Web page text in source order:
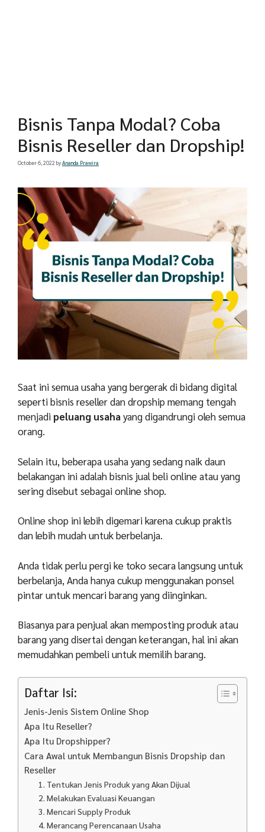
Bisnis Tanpa Modal? Coba
Bisnis Reseller dan Dropship!
October 6, 2022 byAnanda Prawira
Saat ini semua usaha yang bergerak di bidang digital
seperti bisnis reseller dan dropship memang tengah
menjadi peluang usahayang digandrungi oleh semua
orang.
Selain itu, beberapa usaha yang sedang naik daun
belakangan ini adalah bisnis jual beli online atau yang
sering disebut sebagai online shop.
Online shop ini lebih digemari karena cukup praktis
dan lebih mudah untuk berbelanja.
Anda tidak perlu pergi ke toko secara langsung untuk
berbelanja, Anda hanya cukup menggunakan ponsel
pintar untuk mencari barang yang diinginkan.
Biasanya para penjual akan memposting produk atau
barang yang disertai dengan keterangan, hal ini akan
memudahkan pembeli untuk memilih barang.
Daftar Isi:
Jenis-Jenis Sistem Online Shop
Apa Itu Reseller?
Apa Itu Dropshipper?
Cara Awal untuk Membangun Bisnis Dropship dan
Reseller
1. Tentukan Jenis Produk yang Akan Dijual
2. Melakukan Evaluasi Keuangan
3. Mencari Supply Produk
4. Merancang Perencanaan Usaha